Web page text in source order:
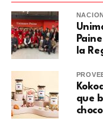
la
que